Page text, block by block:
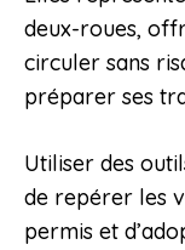
deux-roues,
circuler sans
préparer ses
Utiliser des
de repérer les
permis et